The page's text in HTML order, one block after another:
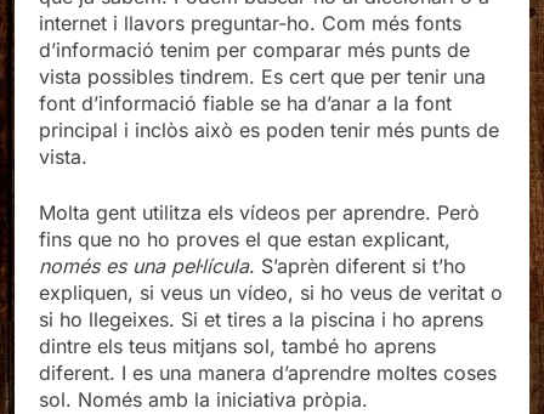
internet i llavors preguntar-ho. Com més fonts
d’informació tenim per comparar més punts de
vista possibles tindrem. Es cert que per tenir una
font d’informació fiable se ha d’anar a la font
principal i inclòs això es poden tenir més punts de
vista.
Molta gent utilitza els vídeos per aprendre. Però
fins que no ho proves el que estan explicant,
només es una pel·lícula. S’aprèn diferent si t’ho
expliquen, si veus un vídeo, si ho veus de veritat o
si ho llegeixes. Si et tires a la piscina i ho aprens
dintre els teus mitjans sol, també ho aprens
diferent. I es una manera d’aprendre moltes coses
sol. Només amb la iniciativa pròpia.